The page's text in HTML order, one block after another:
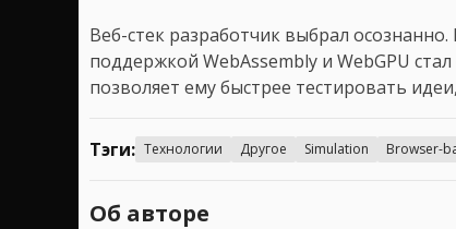
Веб-стек разработчик выбрал
поддержкой WebAssembly и WebGPU
позволяет ему быстрее тестировать
Тэги: Технологии Другое Simulation Browser-
Об авторе